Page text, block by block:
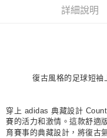
付款後7-11取貨
每筆NT$80，滿NT$1,500(
詳細說明
復古風格的足球短袖
穿上 adidas 典藏設計
賽的活力和激情。這款舒適
育賽事的典藏設計，將復古